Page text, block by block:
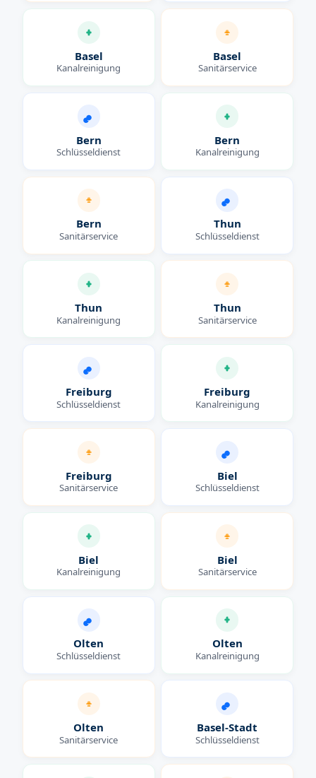
Basel
Kanalreinigung
Basel
Sanitärservice
Bern
Schlüsseldienst
Bern
Kanalreinigung
Bern
Sanitärservice
Thun
Schlüsseldienst
Thun
Kanalreinigung
Thun
Sanitärservice
Freiburg
Schlüsseldienst
Freiburg
Kanalreinigung
Freiburg
Sanitärservice
Biel
Schlüsseldienst
Biel
Kanalreinigung
Biel
Sanitärservice
Olten
Schlüsseldienst
Olten
Kanalreinigung
Olten
Sanitärservice
Basel-Stadt
Schlüsseldienst